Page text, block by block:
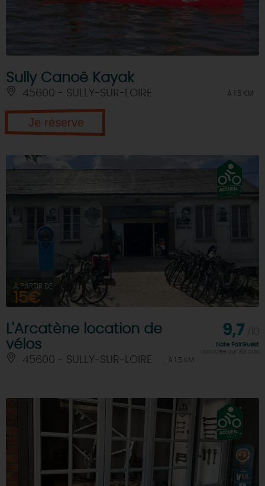
Sully Canoë Kayak
45600 - SULLY-SUR-LOIRE À 1.5 KM
Je réserve
À PARTIR DE
15€
L'Arcatène location de
vélos
45600 - SULLY-SUR-LOIRE À 1.5 KM
9,7
Note FairGuest
calculée sur 83 avis